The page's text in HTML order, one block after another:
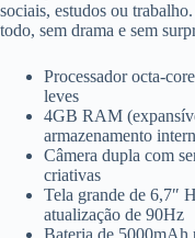
sociais, estudos ou
todo, sem drama e sem
Processador octa-
leves
4GB RAM
armazenamento
Câmera dupla com
criativas
Tela grande de 6,7″
atualização de 90Hz
Bateria de 5000mAh